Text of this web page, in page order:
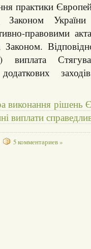
практики
правовими
Законом.
заходів
виконання рішень
виплати
5 комментариев »